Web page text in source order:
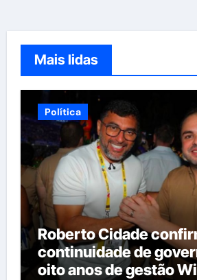
Mais lidas
Política
Roberto Cidade
continuidade de
oito anos de gestão